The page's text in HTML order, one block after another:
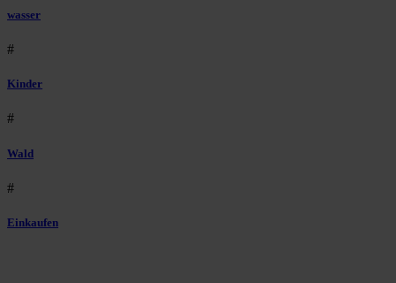
wasser
#
Kinder
#
Wald
#
Einkaufen